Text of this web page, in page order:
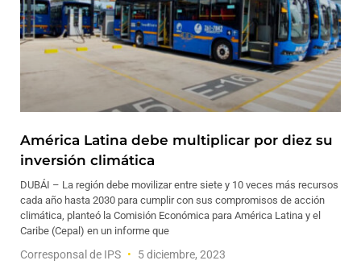
América Latina debe multiplicar por diez su
inversión climática
DUBÁI – La región debe movilizar entre siete y 10 veces más recursos
cada año hasta 2030 para cumplir con sus compromisos de acción
climática, planteó la Comisión Económica para América Latina y el
Caribe (Cepal) en un informe que
Corresponsal de IPS 5 diciembre, 2023